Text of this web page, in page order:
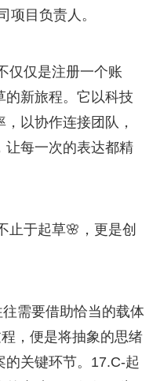
目负责人。
仅仅是注册一个账
的新旅程。它以科技
以协作连接团队，
让每一次的表达都精
止于起草🌸，更是创
需要借助恰当的载体
，便是将抽象的思绪
关键环节。17.C-起